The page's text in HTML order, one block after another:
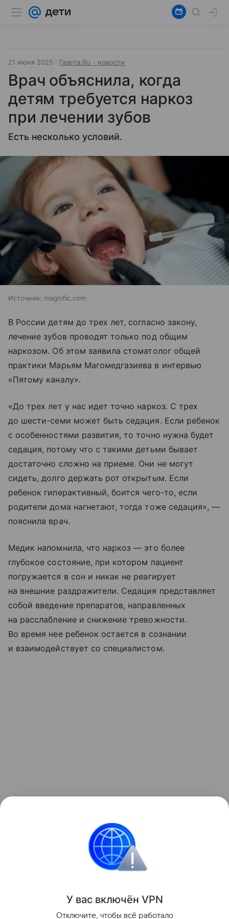
21 июня 2025 Газета.Ru - новости
Врач объяснила, когда
детям требуется наркоз
при лечении зубов
Есть несколько условий.
Источник: magnific.com
В России детям до трех лет, согласно закону,
лечение зубов проводят только под общим
наркозом. Об этом заявила стоматолог общей
практики Марьям Магомедгазиева в интервью
«Пятому каналу».
«До трех лет у нас идет точно наркоз. С трех
до шести-семи может быть седация. Если ребенок
с особенностями развития, то точно нужна будет
седация, потому что с такими детьми бывает
достаточно сложно на приеме. Они не могут
сидеть, долго держать рот открытым. Если
ребенок гиперактивный, боится чего-то, если
родители дома нагнетают, тогда тоже седация», —
пояснила врач.
Медик напомнила, что наркоз — это более
глубокое состояние, при котором пациент
погружается в сон и никак не реагирует
на внешние раздражители. Седация представляет
собой введение препаратов, направленных
на расслабление и снижение тревожности.
Во время нее ребенок остается в сознании
и взаимодействует со специалистом.
Поделиться
У вас включён VPN
Отключите, чтобы всё работало